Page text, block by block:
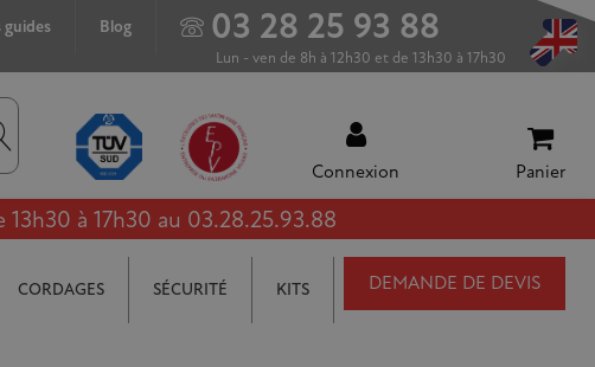
guides Blog 03 28 25 93 88
Lun - ven de 8h à 12h30 et de 13h30 à 17h30
Connexion Panier
à 17h30 au 03.28.25.93.88
DEMANDE DE DEVIS
CORDAGES SÉCURITÉ KITS